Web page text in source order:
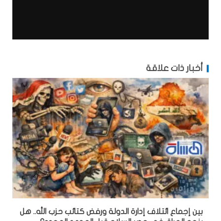
أخبار ذات علاقة
بين إجماع ائتلاف إدارة الدولة ورفض كتائب حزب الله.. هل